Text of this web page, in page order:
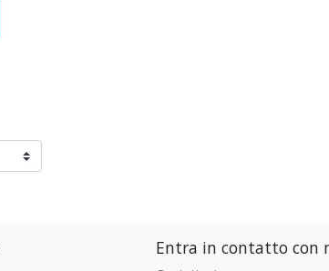
Entra in contatto con